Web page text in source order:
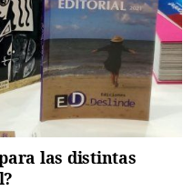
las distintas